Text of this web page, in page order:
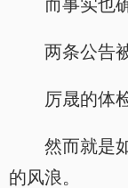
而事实也
两条公告
厉晟的体
然而就是
的风浪。